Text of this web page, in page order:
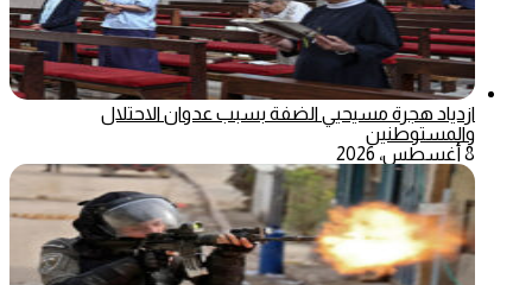
ازدياد هجرة مسيحيي الضفة بسبب عدوان الاحتلال
والمستوطنين
8 أغسطس، 2026